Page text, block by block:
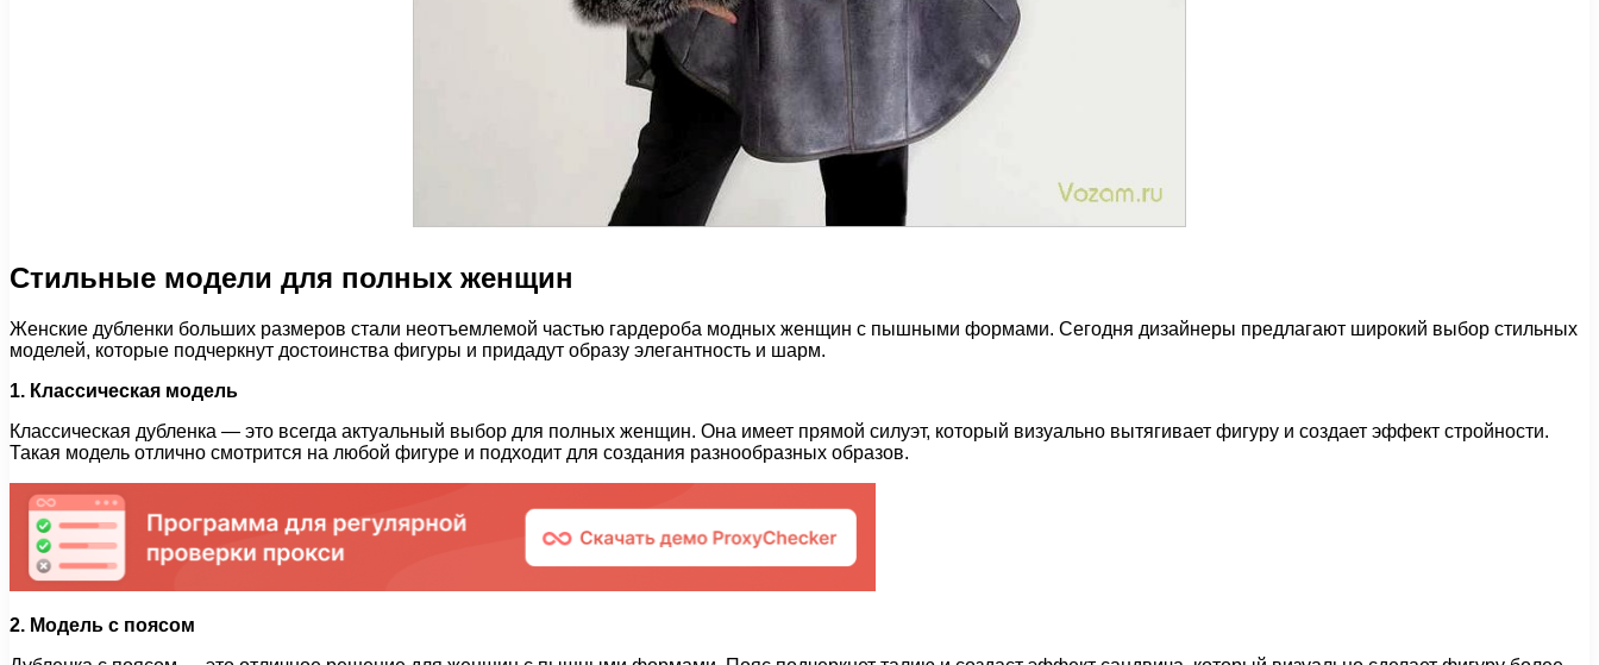
Стильные модели для полных женщин
Женские дубленки больших размеров стали неотъемлемой частью гардероба модных женщин с пышными формами. Сегодня дизайнеры предлагают широкий выбор стильных
моделей, которые подчеркнут достоинства фигуры и придадут образу элегантность и шарм.
1. Классическая модель
Классическая дубленка — это всегда актуальный выбор для полных женщин. Она имеет прямой силуэт, который визуально вытягивает фигуру и создает эффект стройности.
Такая модель отлично смотрится на любой фигуре и подходит для создания разнообразных образов.
2. Модель с поясом